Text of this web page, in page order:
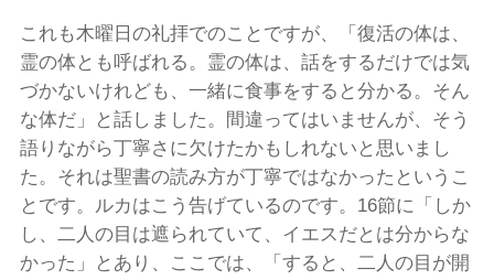
これも木曜日の礼拝でのことですが、「復活の体は、
霊の体とも呼ばれる。霊の体は、話をするだけでは気
づかないけれども、一緒に食事をすると分かる。そん
な体だ」と話しました。間違ってはいませんが、そう
語りながら丁寧さに欠けたかもしれないと思いまし
た。それは聖書の読み方が丁寧ではなかったというこ
とです。ルカはこう告げているのです。16節に「しか
し、二人の目は遮られていて、イエスだとは分からな
かった」とあり、ここでは、「すると、二人の目が開